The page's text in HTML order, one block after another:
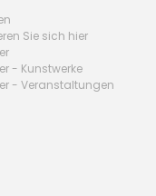
Sie sich hier
- Kunstwerke
- Veranstaltungen